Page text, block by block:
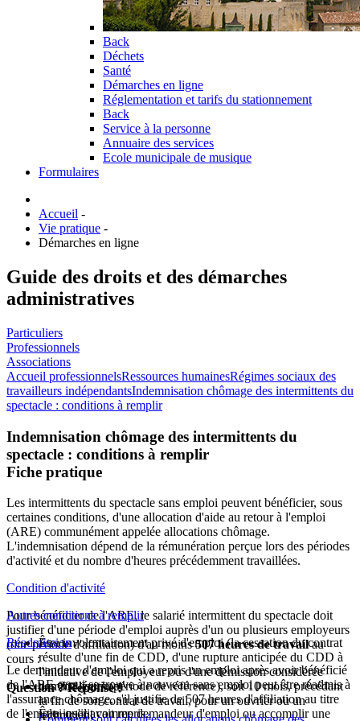
Back
Déchets
Santé
Démarches en ligne
Réglementation et tarifs du stationnement
Back
Service à la personne
Annuaire des services
Ecole municipale de musique
Formulaires
Accueil -
Vie pratique -
Démarches en ligne
Guide des droits et des démarches
administratives
Particuliers
Professionnels
Associations
Accueil professionnelsRessources humainesRégimes sociaux des
travailleurs indépendantsIndemnisation chômage des intermittents du
spectacle : conditions à remplir
Indemnisation chômage des intermittents du
spectacle : conditions à remplir
Fiche pratique
Les intermittents du spectacle sans emploi peuvent bénéficier, sous
certaines conditions, d'une allocation d'aide au retour à l'emploi
(ARE) communément appelée allocations chômage.
L'indemnisation dépend de la rémunération perçue lors des périodes
d'activité et du nombre d'heures précédemment travaillées.
Condition d'activité
Pour bénéficier de l'ARE, le salarié intermittent du spectacle doit
justifier d'une période d'emploi auprès d'un ou plusieurs employeurs
(dite période d'affiliation) d'au moins507 heures de travailau
cours :
des 304 jours (période de référence), soit 10 mois, précédant
la fin de son contrat de travail, pour un ouvrier ou un
technicien,
Autres conditions à remplir
Être involontairement privé d'emploi (la cessation du contrat
résulte d'une fin de CDD, d'une rupture anticipée du CDD à
l'initiative de l'employeur ou d'une démission considérée
comme légitime)
Être inscrit comme demandeur d'emploi ou accomplir une
Réadmission
Le demandeur d'emploi qui a repris un emploi après avoir bénéficié
de l'ARE et qui se trouve à nouveau sans emploi peut être réadmis à
l'assurance chômage, s'il justifie de 507 heures d'affiliation au titre
de l'emploi qu'il avait repris.
Question ? Réponse !